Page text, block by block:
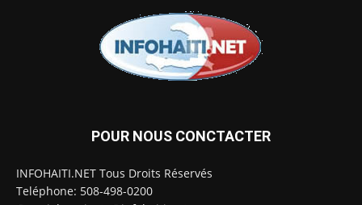
POUR NOUS CONCTACTER
INFOHAITI.NET Tous Droits Réservés
Teléphone: 508-498-0200